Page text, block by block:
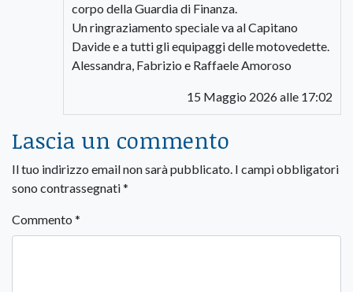
corpo della Guardia di Finanza.
Un ringraziamento speciale va al Capitano
Davide e a tutti gli equipaggi delle motovedette.
Alessandra, Fabrizio e Raffaele Amoroso
15 Maggio 2026 alle 17:02
Lascia un commento
Il tuo indirizzo email non sarà pubblicato. I campi obbligatori
sono contrassegnati*
Commento *